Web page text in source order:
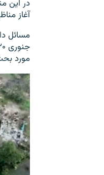
آغاز
مسائل
مورد